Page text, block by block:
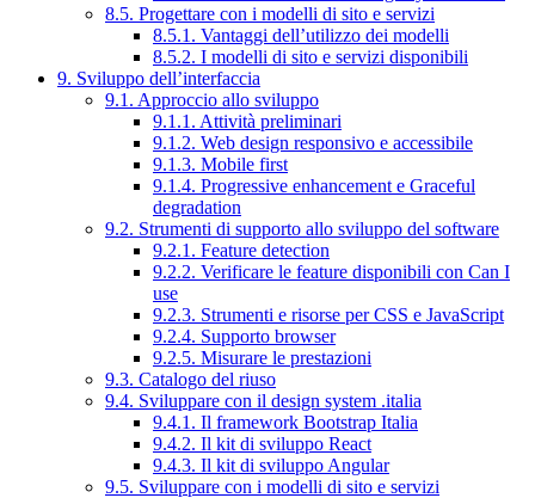
8.5. Progettare con i modelli di sito e servizi
8.5.1. Vantaggi dell’utilizzo dei modelli
8.5.2. I modelli di sito e servizi disponibili
9. Sviluppo dell’interfaccia
9.1. Approccio allo sviluppo
9.1.1. Attività preliminari
9.1.2. Web design responsivo e accessibile
9.1.3. Mobile first
9.1.4. Progressive enhancement e Graceful
degradation
9.2. Strumenti di supporto allo sviluppo del software
9.2.1. Feature detection
9.2.2. Verificare le feature disponibili con Can I
use
9.2.3. Strumenti e risorse per CSS e JavaScript
9.2.4. Supporto browser
9.2.5. Misurare le prestazioni
9.3. Catalogo del riuso
9.4. Sviluppare con il design system .italia
9.4.1. Il framework Bootstrap Italia
9.4.2. Il kit di sviluppo React
9.4.3. Il kit di sviluppo Angular
9.5. Sviluppare con i modelli di sito e servizi